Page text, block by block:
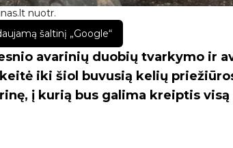
nuotr.
šaltinį „Google“
avarinių duobių tvarkymo ir
iki šiol buvusią kelių
į kurią bus galima kreiptis